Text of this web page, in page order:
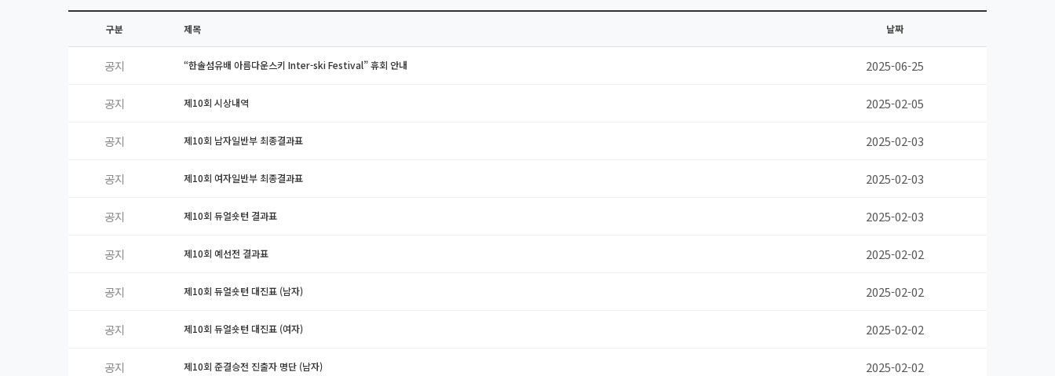
구분 제목 날짜
공지 “한솔섬유배 아름다운스키 Inter-ski Festival” 휴회 안내 2025-06-25
공지 제10회 시상내역 2025-02-05
공지 제10회 남자일반부 최종결과표 2025-02-03
공지 제10회 여자일반부 최종결과표 2025-02-03
공지 제10회 듀얼숏턴 결과표 2025-02-03
공지 제10회 예선전 결과표 2025-02-02
공지 제10회 듀얼숏턴 대진표 (남자) 2025-02-02
공지 제10회 듀얼숏턴 대진표 (여자) 2025-02-02
공지 제10회 준결승전 진출자 명단 (남자) 2025-02-02